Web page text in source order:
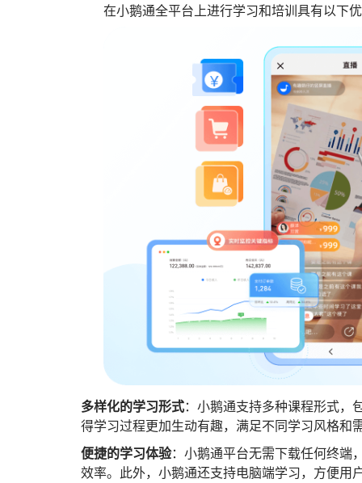
在小鹅通全平台上进行学习和培训具有以下
多样化的学习形式：小鹅通支持多种课程形式，
得学习过程更加生动有趣，满足不同学习风格和
便捷的学习体验：小鹅通平台无需下载任何终端
效率。此外，小鹅通还支持电脑端学习，方便用